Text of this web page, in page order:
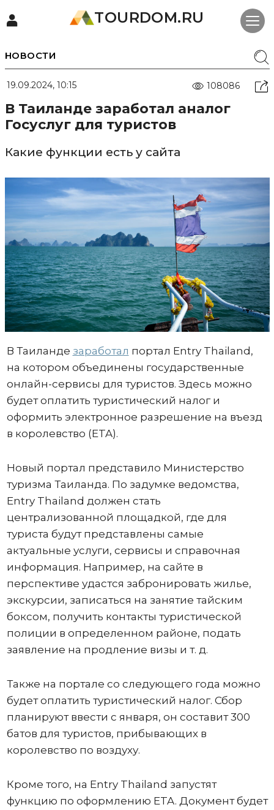
TOURDOM.RU
НОВОСТИ
19.09.2024, 10:15 108086
В Таиланде заработал аналог
Госуслуг для туристов
Какие функции есть у сайта
В Таиланде заработал портал Entry Thailand,
на котором объединены государственные
онлайн-сервисы для туристов. Здесь можно
будет оплатить туристический налог и
оформить электронное разрешение на въезд
в королевство (ETA).
Новый портал представило Министерство
туризма Таиланда. По задумке ведомства,
Entry Thailand должен стать
централизованной площадкой, где для
туриста будут представлены самые
актуальные услуги, сервисы и справочная
информация. Например, на сайте в
перспективе удастся забронировать жилье,
экскурсии, записаться на занятие тайским
боксом, получить контакты туристической
полиции в определенном районе, подать
заявление на продление визы и т. д.
Также на портале со следующего года можно
будет оплатить туристический налог. Сбор
планируют ввести с января, он составит 300
батов для туристов, прибывающих в
королевство по воздуху.
Кроме того, на Entry Thailand запустят
функцию по оформлению ETA. Документ будет